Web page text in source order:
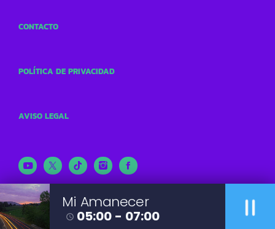
Mi Amanecer
access_time 05:00 - 07:00 pause
CONTACTO
POLÍTICA DE PRIVACIDAD
AVISO LEGAL